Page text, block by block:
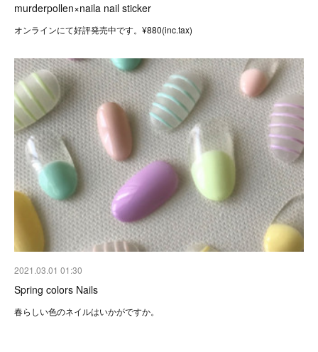
murderpollen×naila nail sticker
オンラインにて好評発売中です。¥880(inc.tax)
2021.03.01 01:30
Spring colors Nails
春らしい色のネイルはいかがですか。